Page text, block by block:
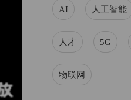
AI 人工智能
人才 5G
物联网